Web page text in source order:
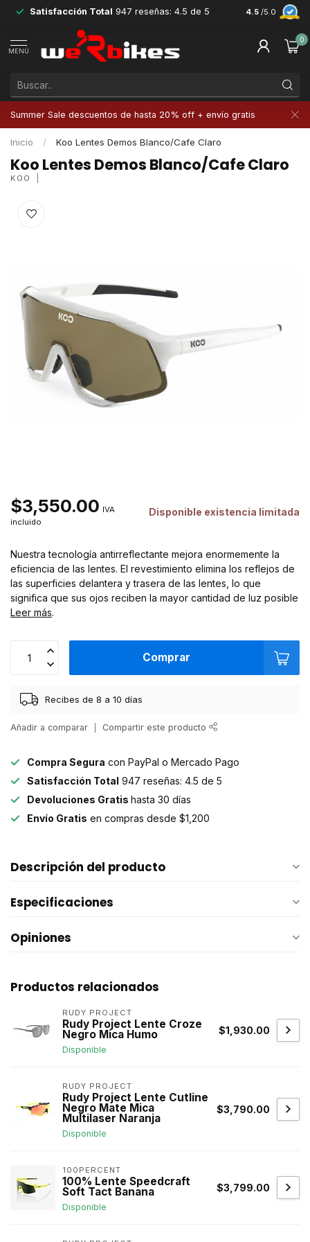
Satisfacción Total 947 reseñas: 4.5 de 5 4.5 /5.0
MENÚ
0
Summer Sale descuentos de hasta 20% off + envío gratis
Inicio / Koo Lentes Demos Blanco/Cafe Claro
Koo Lentes Demos Blanco/Cafe Claro
KOO
$3,550.00 IVA
incluido
Disponible existencia limitada
Nuestra tecnología antirreflectante mejora enormemente la
eficiencia de las lentes. El revestimiento elimina los reflejos de
las superficies delantera y trasera de las lentes, lo que
significa que sus ojos reciben la mayor cantidad de luz posible
Leer más.
Comprar
Recibes de 8 a 10 días
Añadir a comparar Compartir este producto
Compra Segura con PayPal o Mercado Pago
Satisfacción Total 947 reseñas: 4.5 de 5
Devoluciones Gratis hasta 30 días
Envío Gratis en compras desde $1,200
Descripción del producto
Especificaciones
Opiniones
Productos relacionados
RUDY PROJECT
Rudy Project Lente Croze
Negro Mica Humo
Disponible
$1,930.00
RUDY PROJECT
Rudy Project Lente Cutline
Negro Mate Mica
Multilaser Naranja
Disponible
$3,790.00
100PERCENT
100% Lente Speedcraft
Soft Tact Banana
Disponible
$3,799.00